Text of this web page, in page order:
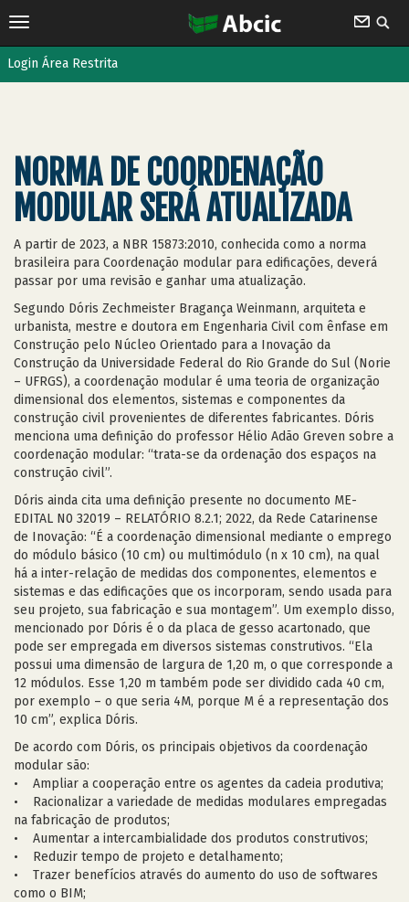
Login Área Restrita
NORMA DE COORDENAÇÃO
MODULAR SERÁ ATUALIZADA
A partir de 2023, a NBR 15873:2010, conhecida como a norma
brasileira para Coordenação modular para edificações, deverá
passar por uma revisão e ganhar uma atualização.
Segundo Dóris Zechmeister Bragança Weinmann, arquiteta e
urbanista, mestre e doutora em Engenharia Civil com ênfase em
Construção pelo Núcleo Orientado para a Inovação da
Construção da Universidade Federal do Rio Grande do Sul (Norie
– UFRGS), a coordenação modular é uma teoria de organização
dimensional dos elementos, sistemas e componentes da
construção civil provenientes de diferentes fabricantes. Dóris
menciona uma definição do professor Hélio Adão Greven sobre a
coordenação modular: “trata-se da ordenação dos espaços na
construção civil”.
Dóris ainda cita uma definição presente no documento ME-
EDITAL N0 32019 – RELATÓRIO 8.2.1; 2022, da Rede Catarinense
de Inovação: “É a coordenação dimensional mediante o emprego
do módulo básico (10 cm) ou multimódulo (n x 10 cm), na qual
há a inter-relação de medidas dos componentes, elementos e
sistemas e das edificações que os incorporam, sendo usada para
seu projeto, sua fabricação e sua montagem”. Um exemplo disso,
mencionado por Dóris é o da placa de gesso acartonado, que
pode ser empregada em diversos sistemas construtivos. “Ela
possui uma dimensão de largura de 1,20 m, o que corresponde a
12 módulos. Esse 1,20 m também pode ser dividido cada 40 cm,
por exemplo – o que seria 4M, porque M é a representação dos
10 cm”, explica Dóris.
De acordo com Dóris, os principais objetivos da coordenação
modular são:
• Ampliar a cooperação entre os agentes da cadeia produtiva;
• Racionalizar a variedade de medidas modulares empregadas
na fabricação de produtos;
• Aumentar a intercambialidade dos produtos construtivos;
• Reduzir tempo de projeto e detalhamento;
• Trazer benefícios através do aumento do uso de softwares
como o BIM;